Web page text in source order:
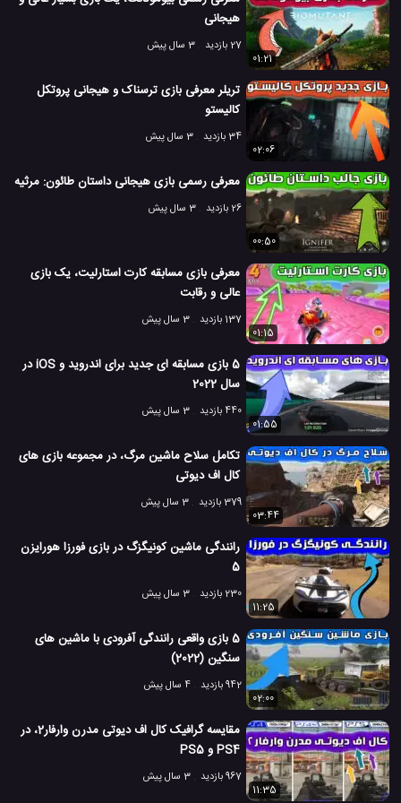
هیجانی
27 بازدید
3 سال پیش
01:21
تریلر معرفی بازی ترسناک و هیجانی پروتکل
کالیستو
34 بازدید
3 سال پیش
02:06
معرفی رسمی بازی هیجانی داستان طائون: مرثیه
26 بازدید 3 سال پیش
00:50
معرفی بازی مسابقه کارت استارلیت، یک بازی
عالی و رقابت
137 بازدید
3 سال پیش
01:15
5 بازی مسابقه ای جدید برای اندروید و iOS در
سال 2022
440 بازدید
3 سال پیش
01:55
تکامل سلاح ماشین مرگ، در مجموعه بازی های
کال اف دیوتی
379 بازدید
3 سال پیش
03:44
رانندگی ماشین کونیگزگ در بازی فورزا هورایزن
5
230 بازدید
3 سال پیش
11:25
5 بازی واقعی رانندگی آفرودی با ماشین های
سنگین (2022)
942 بازدید
4 سال پیش
02:00
مقایسه گرافیک کال اف دیوتی مدرن وارفار2، در
PS4 و PS5
967 بازدید
3 سال پیش
11:35